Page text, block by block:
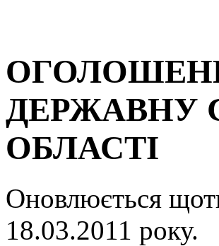
ДЕРЖАВНУ
ОБЛАСТІ
Оновлюється
18.03.2011 року.